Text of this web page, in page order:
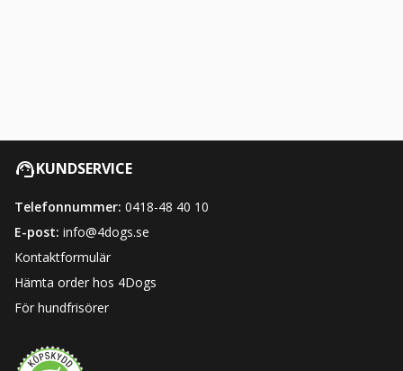
KUNDSERVICE
Telefonnummer: 0418-48 40 10
E-post: info@4dogs.se
Kontaktformulär
Hämta order hos 4Dogs
För hundfrisörer